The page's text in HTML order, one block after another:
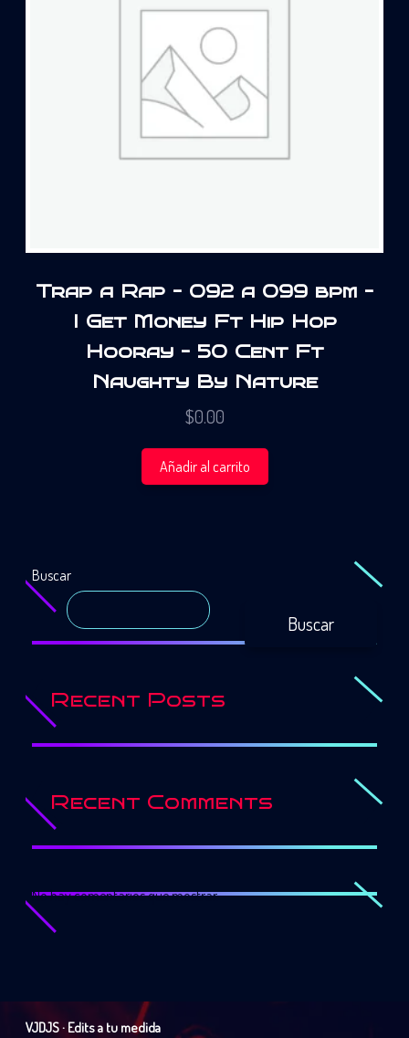
Trap a Rap – 092 a 099 bpm –
I Get Money Ft Hip Hop
Hooray – 50 Cent Ft
Naughty By Nature
$0.00
Añadir al carrito
Buscar
Buscar
Recent Posts
Recent Comments
No hay comentarios que mostrar.
VJDJS · Edits a tu medida